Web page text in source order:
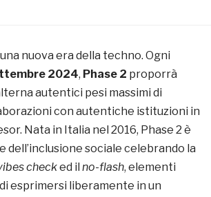
nuova era della techno. Ogni
2024, Phase 2 proporrà
autentici pesi massimi di
con autentiche istituzioni in
Nata in Italia nel 2016, Phase 2 è
sociale celebrando la
checked il no-flash, elementi
esprimersi liberamente in un